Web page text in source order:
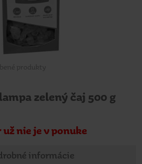
zelený čaj 500 g
už nie je v ponuke
informácie